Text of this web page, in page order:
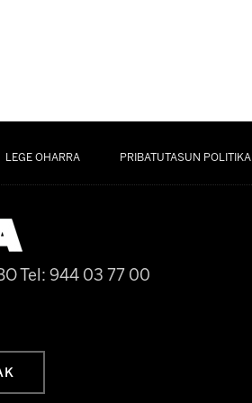
LEGE OHARRA PRIBATUTASUN POLITIKA
Tel: 944 03 77 00